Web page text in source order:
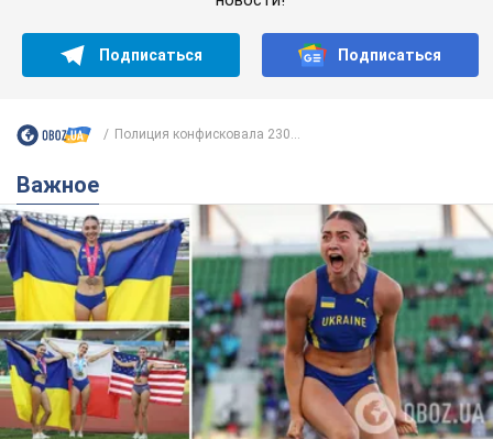
Подписаться Подписаться
Полиция конфисковала 230...
Важное